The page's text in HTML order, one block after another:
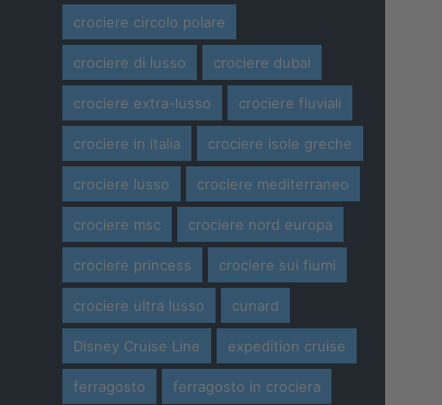
crociere circolo polare
crociere di lusso crociere dubai
crociere extra-lusso crociere fluviali
crociere in italia crociere isole greche
crociere lusso crociere mediterraneo
crociere msc crociere nord europa
crociere princess crociere sui fiumi
crociere ultra lusso cunard
Disney Cruise Line expedition cruise
ferragosto ferragosto in crociera